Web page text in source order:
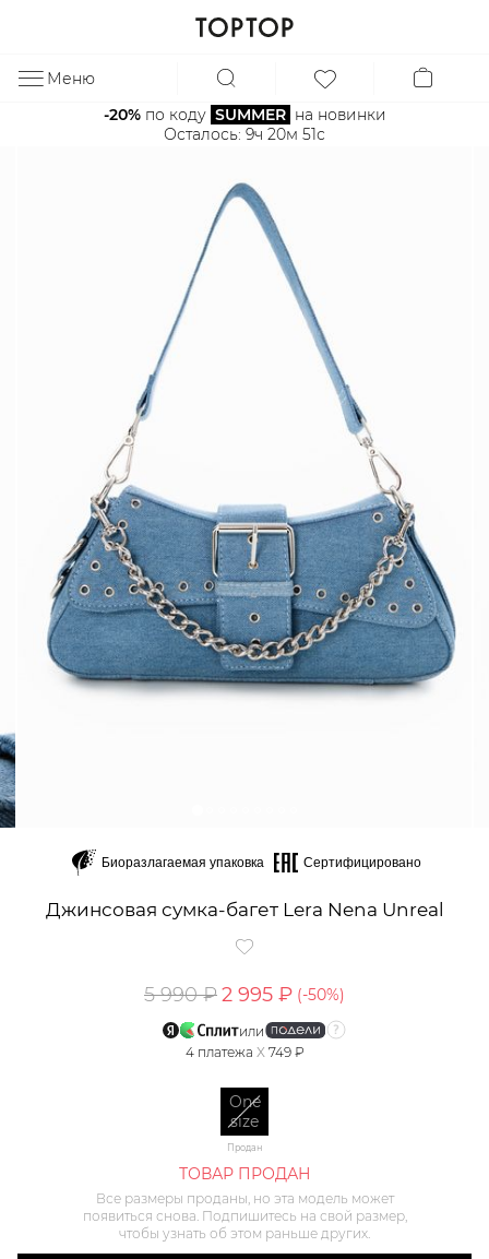
Меню
-20% по коду SUMMER на новинки
Осталось: 9ч 20м 51с
Биоразлагаемая упаковка Сертифицировано
Джинсовая сумка-багет Lera Nena Unreal
5 990 ₽2 995 ₽ (-50%)
или
4 платежа X 749 ₽
One
size
Продан
ТОВАР ПРОДАН
Все размеры проданы, но эта модель может
появиться снова. Подпишитесь на свой размер,
чтобы узнать об этом раньше других.